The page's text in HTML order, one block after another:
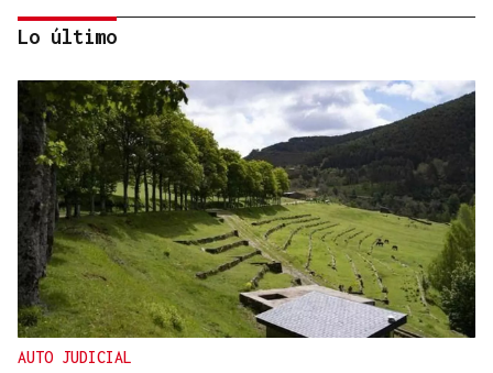
DISTRIBUIDORA FAMILIAR
Gaseosas Roca, medio siglo creciendo junto a
Valdeorras y Coca-Cola
Lo último
AUTO JUDICIAL